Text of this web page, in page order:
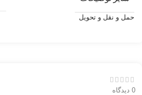
حمل و نقل و تحویل
0 دیدگاه